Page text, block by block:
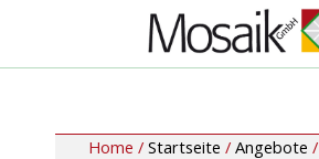
Home / Startseite / Angebote /